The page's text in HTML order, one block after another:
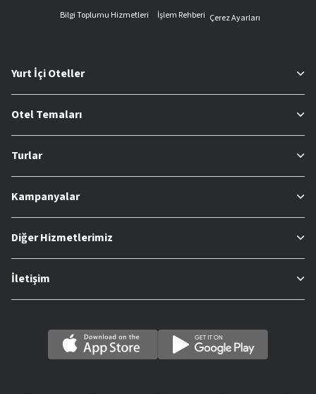
Bilgi Toplumu Hizmetleri
İşlem Rehberi Çerez Ayarları
Yurt İçi Oteller
Otel Temaları
Turlar
Kampanyalar
Diğer Hizmetlerimiz
İletişim